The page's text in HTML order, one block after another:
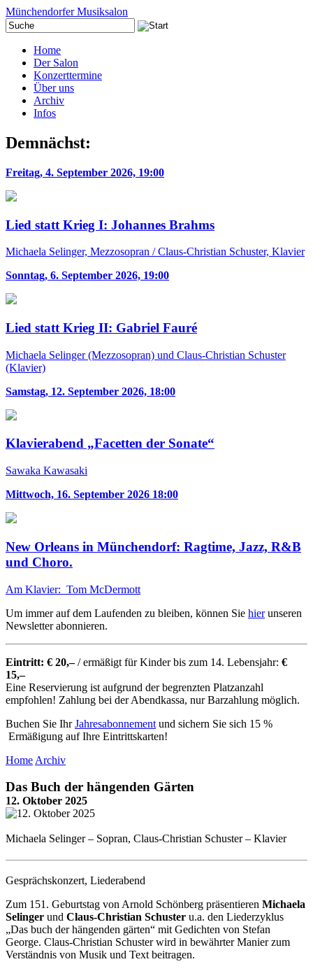
Münchendorfer Musiksalon
Home
Der Salon
Konzerttermine
Über uns
Archiv
Infos
Demnächst:
Freitag, 4. September 2026, 19:00
Lied statt Krieg I: Johannes Brahms
Michaela Selinger, Mezzosopran / Claus-Christian Schuster, Klavier
Sonntag, 6. September 2026, 19:00
Lied statt Krieg II: Gabriel Fauré
Michaela Selinger (Mezzosopran) und Claus-Christian Schuster
(Klavier)
Samstag, 12. September 2026, 18:00
Klavierabend „Facetten der Sonate“
Sawaka Kawasaki
Mittwoch, 16. September 2026 18:00
New Orleans in Münchendorf: Ragtime, Jazz, R&B
und Choro.
Am Klavier: Tom McDermott
Um immer auf dem Laufenden zu bleiben, können Sie hierunseren
Newsletter abonnieren.
Eintritt: € 20,–/ ermäßigt für Kinder bis zum 14. Lebensjahr: €
15,–
Eine Reservierung ist aufgrund der begrenzten Platzanzahl
empfohlen! Zahlung bei der Abendkassa, nur Barzahlung möglich.
Buchen Sie IhrJahresabonnement und sichern Sie sich 15 %
Ermäßigung auf Ihre Eintrittskarten!
Home Archiv
Das Buch der hängenden Gärten
12. Oktober 2025
Michaela Selinger – Sopran, Claus-Christian Schuster – Klavier
Gesprächskonzert, Liederabend
Zum 151. Geburtstag von Arnold Schönberg präsentieren Michaela
Selinger und Claus-Christian Schuster u.a. den Liederzyklus
„Das buch der hängenden gärten“ mit Gedichten von Stefan
George. Claus-Christian Schuster wird in bewährter Manier zum
Verständnis von Musik und Text beitragen.